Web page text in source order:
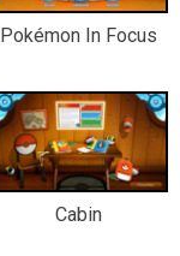
Pokémon In Focus
Cabin